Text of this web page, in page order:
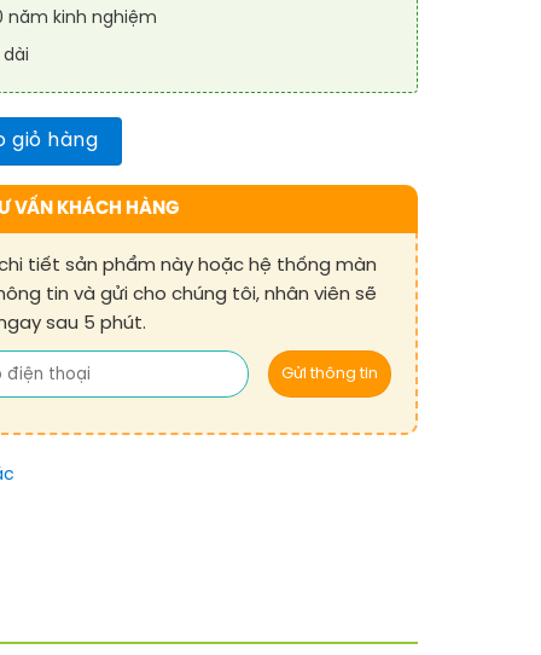
năm kinh nghiệm
98 inch - chính hãng Lux Vision số lượng
giỏ hàng
VẤN KHÁCH HÀNG
tiết sản phẩm này hoặc hệ thống màn
tin và gửi cho chúng tôi, nhân viên sẽ
sau 5 phút.